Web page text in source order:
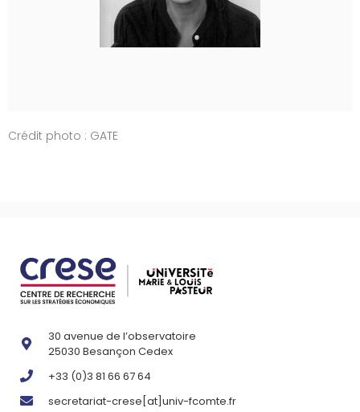
Crédit photo : GATE
30 avenue de l’observatoire
25030 Besançon Cedex
+33 (0)3 81 66 67 64
secretariat-crese[at]univ-fcomte.fr